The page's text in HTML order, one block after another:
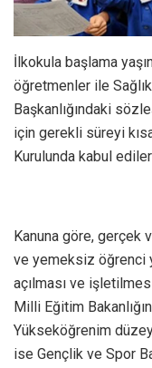
İlkokula başlama
öğretmenler ile
Başkanlığındaki
için gerekli süreyi
Kurulunda kabul
Kanuna göre, gerçek
ve yemeksiz öğrenci
açılması ve
Milli Eğitim
Yükseköğrenim
ise Gençlik ve Spor